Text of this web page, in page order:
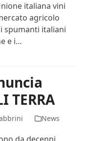
italiana vini
agricolo
spumanti italiani
e i…
TERRA
News